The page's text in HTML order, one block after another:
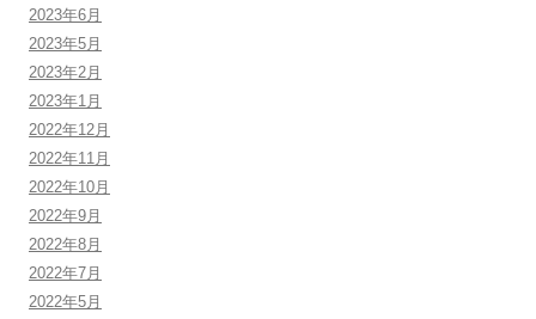
2023年6月
2023年5月
2023年2月
2023年1月
2022年12月
2022年11月
2022年10月
2022年9月
2022年8月
2022年7月
2022年5月